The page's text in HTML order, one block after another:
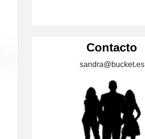
Contacto
sandra@bucket.es